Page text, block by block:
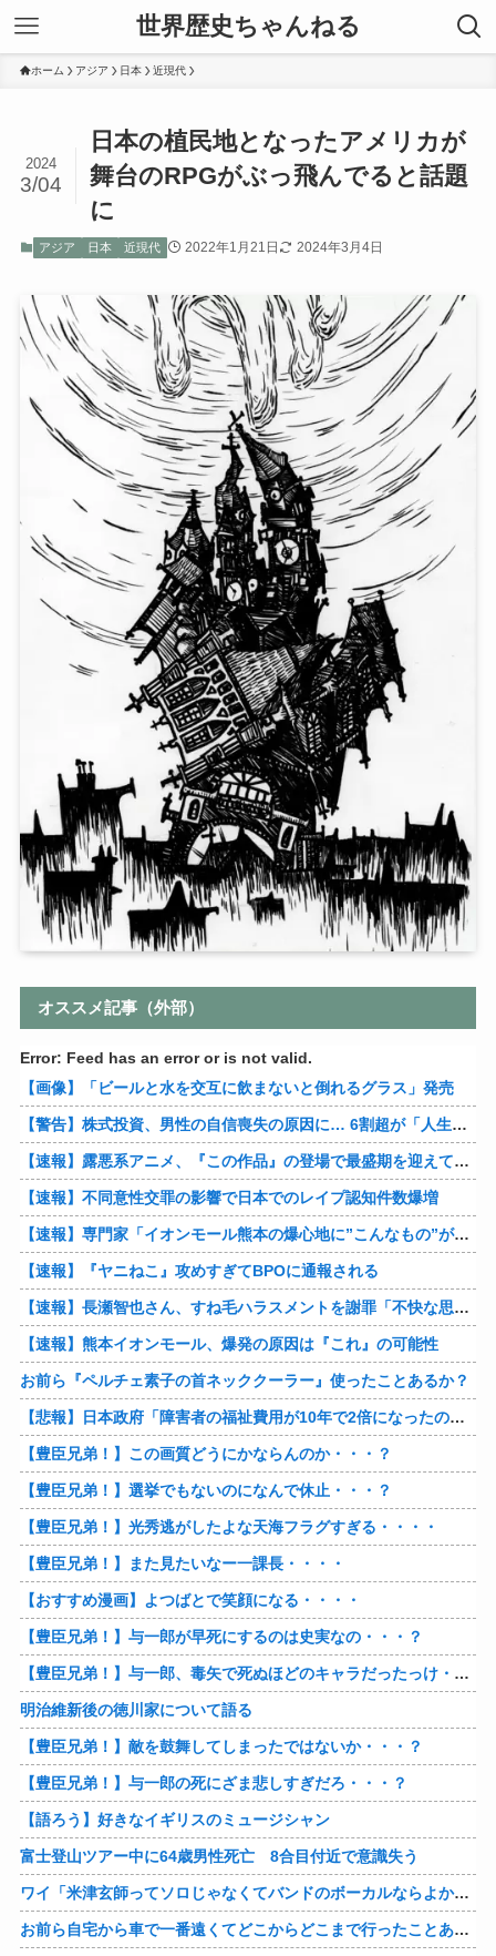
世界歴史ちゃんねる
ホーム アジア 日本 近現代
日本の植民地となったアメリカが
舞台のRPGがぶっ飛んでると話題
に
2024
3/04
アジア 日本 近現代 2022年1月21日 2024年3月4日
オススメ記事（外部）
Error: Feed has an error or is not valid.
【画像】「ビールと水を交互に飲まないと倒れるグラス」発売
【警告】株式投資、男性の自信喪失の原因に… 6割超が「人生の敗者」自認
【速報】露悪系アニメ、『この作品』の登場で最盛期を迎えてしまう…
【速報】不同意性交罪の影響で日本でのレイプ認知件数爆増
【速報】専門家「イオンモール熊本の爆心地に”こんなもの”があったんだけど…」
【速報】『ヤニねこ』攻めすぎてBPOに通報される
【速報】長瀬智也さん、すね毛ハラスメントを謝罪「不快な思いをさせて申し訳ありませんでした」
【速報】熊本イオンモール、爆発の原因は『これ』の可能性
お前ら『ペルチェ素子の首ネッククーラー』使ったことあるか？
【悲報】日本政府「障害者の福祉費用が10年で2倍になったので抑制します」
【豊臣兄弟！】この画質どうにかならんのか・・・？
【豊臣兄弟！】選挙でもないのになんで休止・・・？
【豊臣兄弟！】光秀逃がしたよな天海フラグすぎる・・・・
【豊臣兄弟！】また見たいなー一課長・・・・
【おすすめ漫画】よつばとで笑顔になる・・・・
【豊臣兄弟！】与一郎が早死にするのは史実なの・・・？
【豊臣兄弟！】与一郎、毒矢で死ぬほどのキャラだったっけ・・・・
明治維新後の徳川家について語る
【豊臣兄弟！】敵を鼓舞してしまったではないか・・・？
【豊臣兄弟！】与一郎の死にざま悲しすぎだろ・・・？
【語ろう】好きなイギリスのミュージシャン
富士登山ツアー中に64歳男性死亡 8合目付近で意識失う
ワイ「米津玄師ってソロじゃなくてバンドのボーカルならよかったよね」
お前ら自宅から車で一番遠くてどこからどこまで行ったことある？